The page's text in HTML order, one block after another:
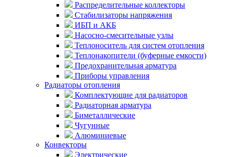
Распределительные коллекторы
Стабилизаторы напряжения
ИБП и АКБ
Насосно-смесительные узлы
Теплоноситель для систем отопления
Теплонакопители (буферные емкости)
Предохранительная арматура
Приборы управления
Радиаторы отопления
Комплектующие для радиаторов
Радиаторная арматура
Биметаллические
Чугунные
Алюминиевые
Конвекторы
Электрические